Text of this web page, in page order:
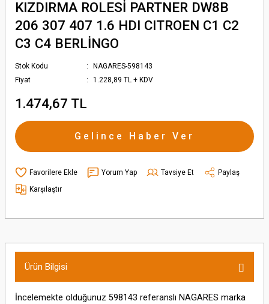
KIZDIRMA ROLESİ PARTNER DW8B
206 307 407 1.6 HDI CITROEN C1 C2
C3 C4 BERLİNGO
Stok Kodu
NAGARES-598143
Fiyat
1.228,89 TL + KDV
1.474,67 TL
Gelince Haber Ver
Yorum Yap Tavsiye Et
Paylaş
Karşılaştır
Ürün Bilgisi
İncelemekte olduğunuz 598143 referanslı NAGARES marka